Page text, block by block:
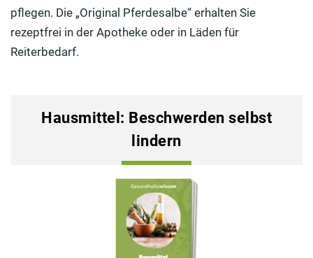
pflegen. Die „Original Pferdesalbe“ erhalten Sie
rezeptfrei in der Apotheke oder in Läden für
Reiterbedarf.